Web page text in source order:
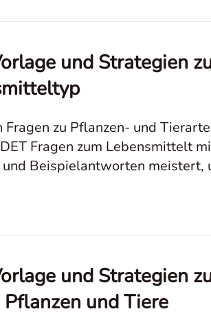
und Strategien
zu Pflanzen- und
Fragen zum Lebensmittelt
Beispielantworten meistert,
und Strategien
und Tiere